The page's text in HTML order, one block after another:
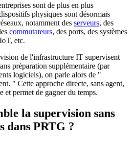
sont de plus en plus
physiques sont désormais
notamment des serveurs, des
commutateurs, des ports, des systèmes
etc.
de l'infrastructure IT supervisent
préparation supplémentaire (par
logiciels), on parle alors de "
" Cette approche directe, sans agent,
et permet de gagner du temps.
la supervision sans
dans PRTG ?